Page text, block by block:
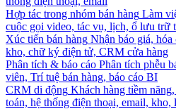
Hợp tác trong nhóm bán hàng Làm
cuộc gọi video, tác vụ, lịch, ổ lưu trữ
Xúc tiến bán hàng Nhận báo giá, hóa
kho, chữ ký điện tử, CRM cửa hàng
Phân tích & báo cáo Phân tích phễu
viên, Trí tuệ bán hàng, báo cáo BI
CRM di động Khách hàng tiềm
toán, hệ thống điện thoại, email, kho,